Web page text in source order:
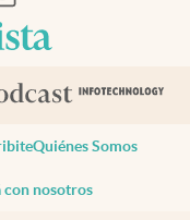
Quiénes Somos
con nosotros